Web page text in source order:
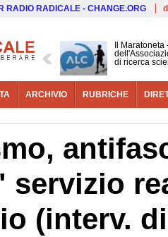
RADIO RADICALE - CHANGE.ORG
Il
di ricerca
ARCHIVIO RUBRICHE
servizio
(interv.